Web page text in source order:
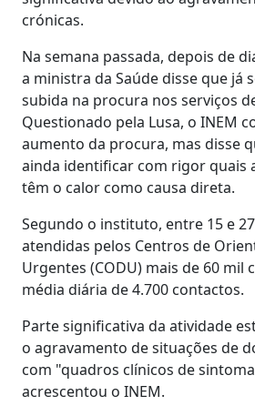
crónicas.
Na semana passada, depois de
a ministra da Saúde disse que já
subida na procura nos serviços
Questionado pela Lusa, o INEM
aumento da procura, mas disse
ainda identificar com rigor quais
têm o calor como causa direta.
Segundo o instituto, entre 15 e
atendidas pelos Centros de
Urgentes (CODU) mais de 60 mil
média diária de 4.700 contactos.
Parte significativa da atividade
o agravamento de situações de
com "quadros clínicos de
acrescentou o INEM.